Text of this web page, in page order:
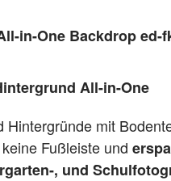
in-One Backdrop ed-
All-in-One
Hintergründe mit
Fußleiste und
, und